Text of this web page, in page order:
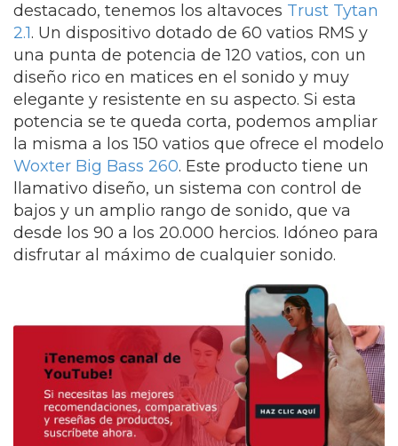
destacado, tenemos los altavoces Trust Tytan
2.1. Un dispositivo dotado de 60 vatios RMS y
una punta de potencia de 120 vatios, con un
diseño rico en matices en el sonido y muy
elegante y resistente en su aspecto. Si esta
potencia se te queda corta, podemos ampliar
la misma a los 150 vatios que ofrece el modelo
Woxter Big Bass 260. Este producto tiene un
llamativo diseño, un sistema con control de
bajos y un amplio rango de sonido, que va
desde los 90 a los 20.000 hercios. Idóneo para
disfrutar al máximo de cualquier sonido.